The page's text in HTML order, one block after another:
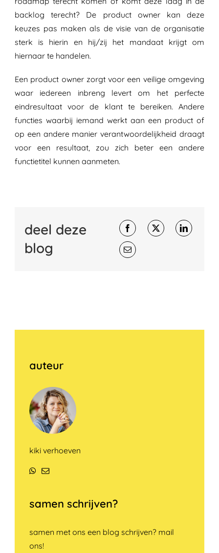
backlog terecht? De product owner kan deze
keuzes pas maken als de visie van de organisatie
sterk is hierin en hij/zij het mandaat krijgt om
hiernaar te handelen.
Een product owner zorgt voor een veilige omgeving
waar iedereen inbreng levert om het perfecte
eindresultaat voor de klant te bereiken. Andere
functies waarbij iemand werkt aan een product of
op een andere manier verantwoordelijkheid draagt
voor een resultaat, zou zich beter een andere
functietitel kunnen aanmeten.
deel deze
blog
auteur
kiki verhoeven
WhatsApp
E-
samen schrijven?
samen met ons een blog schrijven? mail
ons!